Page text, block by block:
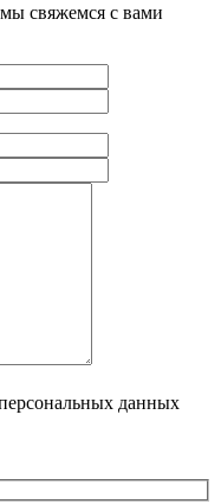
свяжемся с вами
данных